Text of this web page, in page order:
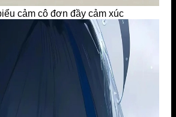
cảm cô đơn đầy cảm xúc